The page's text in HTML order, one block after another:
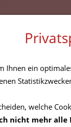
+43
Rezept-
Ihnen ein
welche
nicht mehr